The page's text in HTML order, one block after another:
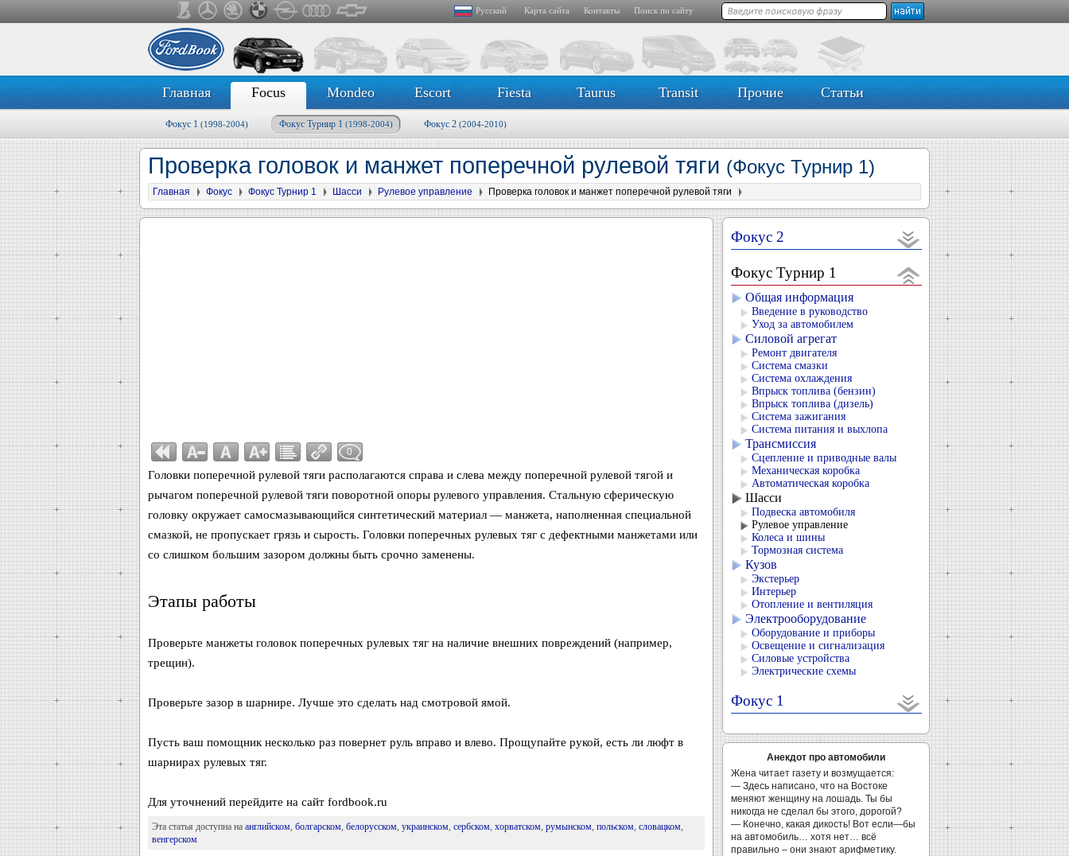
Русский Карта сайта Контакты Поиск по сайту
Главная Focus Mondeo Escort Fiesta Taurus Transit Прочие Статьи
Фокус 1 (1998-2004) Фокус Турнир 1 (1998-2004) Фокус 2 (2004-2010)
Проверка головок и манжет поперечной рулевой тяги (Фокус Турнир 1)
Главная Фокус Фокус Турнир 1 Шасси Рулевое управление Проверка головок и манжет поперечной рулевой тяги
0
Головки поперечной рулевой тяги располагаются справа и слева между поперечной рулевой тягой и
рычагом поперечной рулевой тяги поворотной опоры рулевого управления. Стальную сферическую
головку окружает самосмазывающийся синтетический материал — манжета, наполненная специальной
смазкой, не пропускает грязь и сырость. Головки поперечных рулевых тяг с дефектными манжетами или
со слишком большим зазором должны быть срочно заменены.
Этапы работы
Проверьте манжеты головок поперечных рулевых тяг на наличие внешних повреждений (например,
трещин).
Проверьте зазор в шарнире. Лучше это сделать над смотровой ямой.
Пусть ваш помощник несколько раз повернет руль вправо и влево. Прощупайте рукой, есть ли люфт в
шарнирах рулевых тяг.
Для уточнений перейдите на сайт fordbook.ru
Эта статья доступна на английском, болгарском, белорусском, украинском, сербском, хорватском, румынском, польском, словацком,
венгерском
Фокус 2
Фокус Турнир 1
Общая информация
Введение в руководство
Уход за автомобилем
Силовой агрегат
Ремонт двигателя
Система смазки
Система охлаждения
Впрыск топлива (бензин)
Впрыск топлива (дизель)
Система зажигания
Система питания и выхлопа
Трансмиссия
Сцепление и приводные валы
Механическая коробка
Автоматическая коробка
Шасси
Подвеска автомобиля
Рулевое управление
Колеса и шины
Тормозная система
Кузов
Экстерьер
Интерьер
Отопление и вентиляция
Электрооборудование
Оборудование и приборы
Освещение и сигнализация
Силовые устройства
Электрические схемы
Фокус 1
Анекдот про автомобили
Жена читает газету и возмущается:
— Здесь написано, что на Востоке
меняют женщину на лошадь. Ты бы
никогда не сделал бы этого, дорогой?
— Конечно, какая дикость! Вот если—бы
на автомобиль… хотя нет… всё
правильно – они знают арифметику.